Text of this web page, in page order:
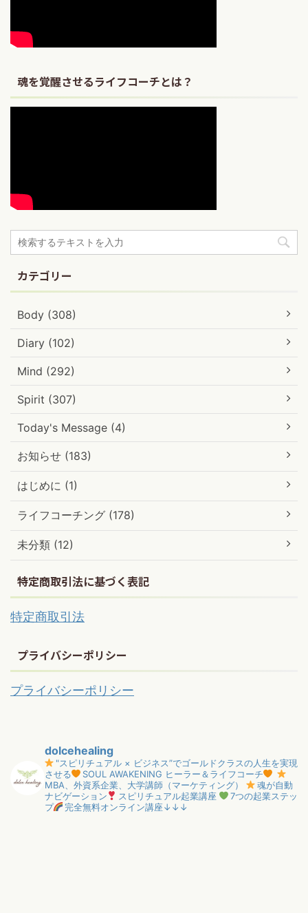
魂を覚醒させるライフコーチとは？
カテゴリー
Body (308)
Diary (102)
Mind (292)
Spirit (307)
Today's Message (4)
お知らせ (183)
はじめに (1)
ライフコーチング (178)
未分類 (12)
特定商取引法に基づく表記
特定商取引法
プライバシーポリシー
プライバシーポリシー
dolcehealing
"スピリチュアル × ビジネス”でゴールドクラスの人生を実現
させる
SOUL AWAKENING ヒーラー＆ライフコーチ
MBA、外資系企業、大学講師（マーケティング）
魂が自動
ナビゲーション
スピリチュアル起業講座
7つの起業ステッ
プ
完全無料オンライン講座↓↓↓